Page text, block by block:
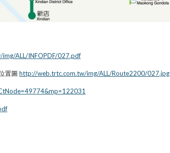
ALL/INFOPDF/027.pdf
置圖 http://web.trtc.com.tw/img/ALL/Route2200/027.jpg